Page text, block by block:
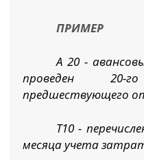
ПРИМЕР
А 20 -
проведен 20-
предшествующего
Т10 -
месяца учета